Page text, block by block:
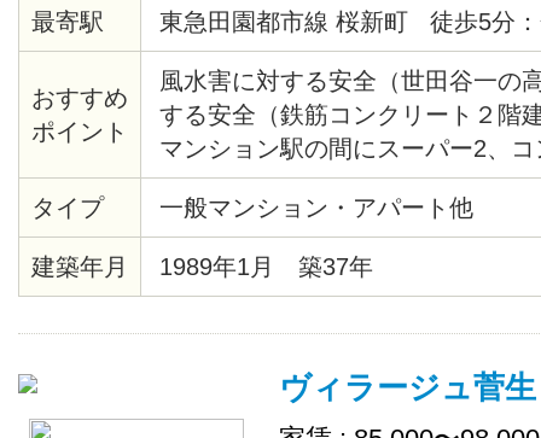
最寄駅 東急田園都市線 桜新町 徒歩5分
おすすめ
ポイント
風水害に対する安全（世田谷一の
する安全（鉄筋コンクリート２階
マンション駅の間にスーパー2、
あり）閑静（第一種住居地域）
ス20分 徒歩5分 合計25分
タイプ 一般マンション・アパート他
建築年月 1989年1月 築37年
ヴィラージュ菅生